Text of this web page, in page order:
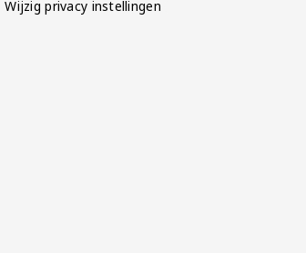
Wijzig privacy instellingen